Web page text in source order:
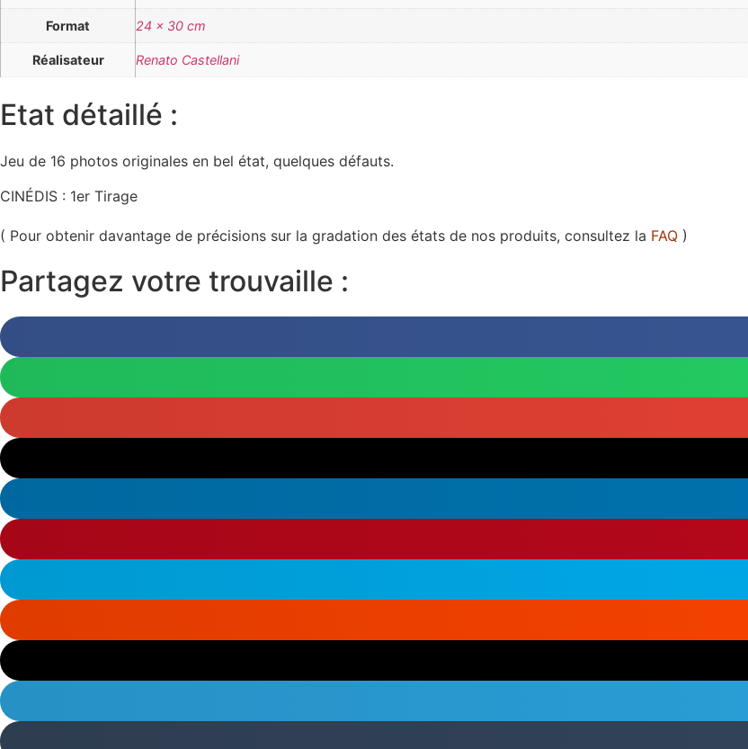
Format 24 x 30 cm
Réalisateur Renato Castellani
Etat détaillé :
Jeu de 16 photos originales en bel état, quelques défauts.
CINÉDIS : 1er Tirage
( Pour obtenir davantage de précisions sur la gradation des états de nos produits, consultez la FAQ )
Partagez votre trouvaille :